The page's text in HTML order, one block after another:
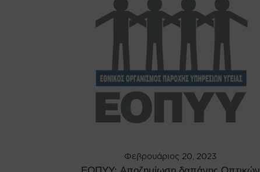
Φεβρουάριος 20, 2023